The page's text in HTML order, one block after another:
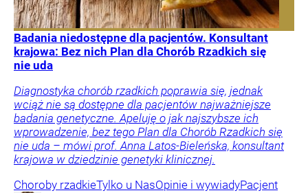
Badania niedostępne dla pacjentów. Konsultant
krajowa: Bez nich Plan dla Chorób Rzadkich się
nie uda
Diagnostyka chorób rzadkich poprawia się, jednak
wciąż nie są dostępne dla pacjentów najważniejsze
badania genetyczne. Apeluję o jak najszybsze ich
wprowadzenie, bez tego Plan dla Chorób Rzadkich się
nie uda – mówi prof. Anna Latos-Bieleńska, konsultant
krajowa w dziedzinie genetyki klinicznej.
Choroby rzadkieTylko u NasOpinie i wywiadyPacjent